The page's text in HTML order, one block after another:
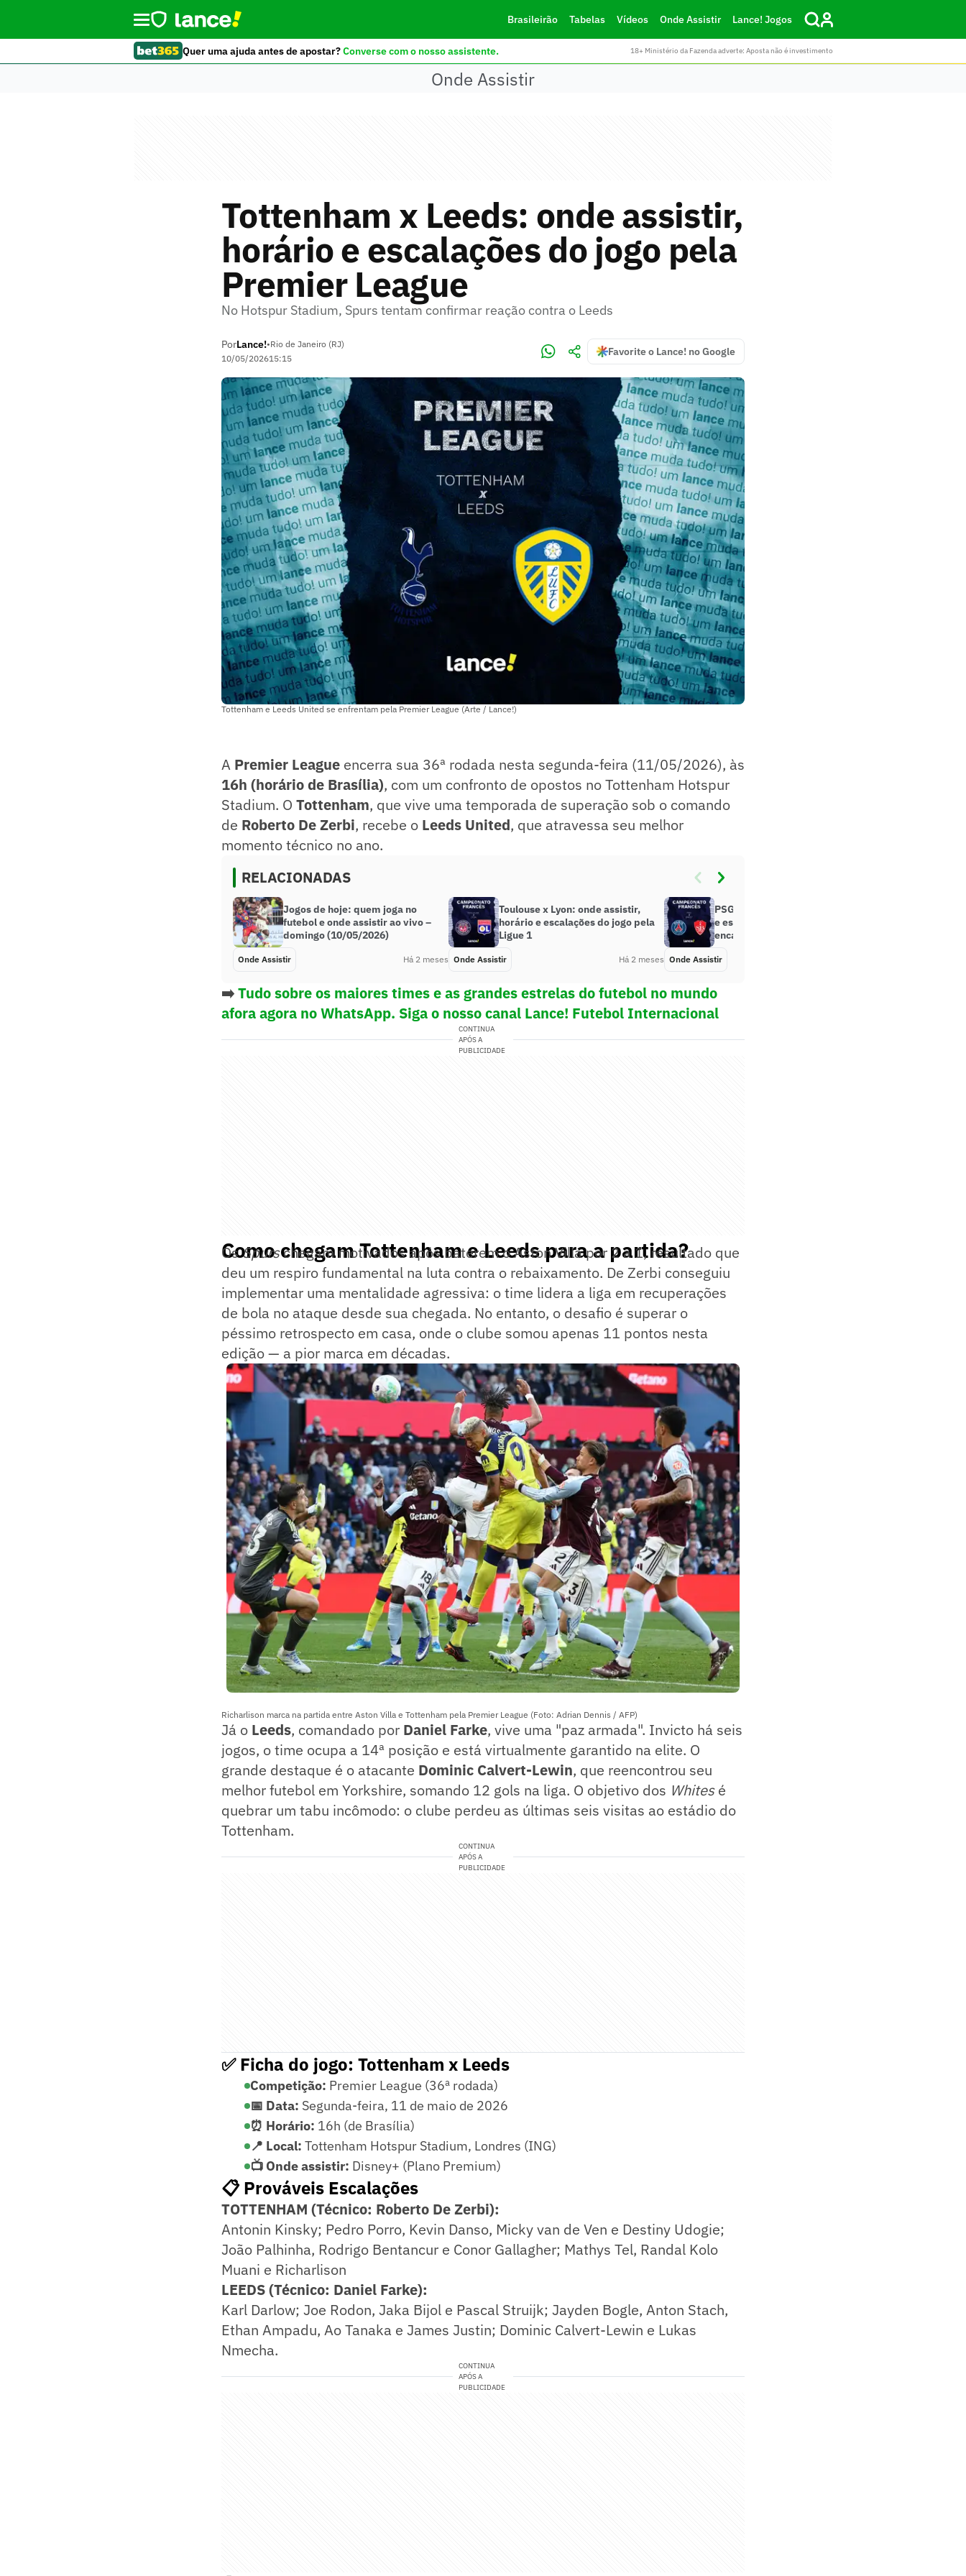
Brasileirão Tabelas Vídeos Onde Assistir Lance! Jogos
Quer uma ajuda antes de apostar?Converse com o nosso assistente. 18+ Ministério da Fazenda adverte: Aposta não é investimento
Onde Assistir
Tottenham x Leeds: onde assistir,
horário e escalações do jogo pela
Premier League
No Hotspur Stadium, Spurs tentam confirmar reação contra o Leeds
PorLance!•Rio de Janeiro (RJ)
10/05/202615:15
Favorite o Lance! no Google
Tottenham e Leeds United se enfrentam pela Premier League (Arte / Lance!)
A Premier League encerra sua 36ª rodada nesta segunda-feira (11/05/2026), às
16h (horário de Brasília), com um confronto de opostos no Tottenham Hotspur
Stadium. O Tottenham, que vive uma temporada de superação sob o comando
de Roberto De Zerbi, recebe o Leeds United, que atravessa seu melhor
momento técnico no ano.
RELACIONADAS
Jogos de hoje: quem joga no
futebol e onde assistir ao vivo –
domingo (10/05/2026)
Onde Assistir Há 2 meses
Toulouse x Lyon: onde assistir,
horário e escalações do jogo pela
Ligue 1
Onde Assistir Há 2 meses
PSG x Brest: onde assistir, horário
e escalações do jogo que pode
encaminhar o título da Ligue 1
Onde Assistir
➡️Tudo sobre os maiores times e as grandes estrelas do futebol no mundo
afora agora no WhatsApp. Siga o nosso canal Lance! Futebol Internacional
CONTINUA
APÓS A
PUBLICIDADE
Como chegam Tottenham e Leeds para a partida?
OsSpurschegam motivados após baterem o Aston Villa por 2 a 1, resultado que
deu um respiro fundamental na luta contra o rebaixamento. De Zerbi conseguiu
implementar uma mentalidade agressiva: o time lidera a liga em recuperações
de bola no ataque desde sua chegada. No entanto, o desafio é superar o
péssimo retrospecto em casa, onde o clube somou apenas 11 pontos nesta
edição — a pior marca em décadas.
Richarlison marca na partida entre Aston Villa e Tottenham pela Premier League (Foto: Adrian Dennis / AFP)
Já o Leeds, comandado por Daniel Farke, vive uma "paz armada". Invicto há seis
jogos, o time ocupa a 14ª posição e está virtualmente garantido na elite. O
grande destaque é o atacante Dominic Calvert-Lewin, que reencontrou seu
melhor futebol em Yorkshire, somando 12 gols na liga. O objetivo dos Whitesé
quebrar um tabu incômodo: o clube perdeu as últimas seis visitas ao estádio do
Tottenham.
CONTINUA
APÓS A
PUBLICIDADE
✅ Ficha do jogo: Tottenham x Leeds
Competição: Premier League (36ª rodada)
📅 Data: Segunda-feira, 11 de maio de 2026
⏰ Horário: 16h (de Brasília)
📍 Local: Tottenham Hotspur Stadium, Londres (ING)
📺 Onde assistir: Disney+ (Plano Premium)
📋 Prováveis Escalações
TOTTENHAM (Técnico: Roberto De Zerbi):
Antonin Kinsky; Pedro Porro, Kevin Danso, Micky van de Ven e Destiny Udogie;
João Palhinha, Rodrigo Bentancur e Conor Gallagher; Mathys Tel, Randal Kolo
Muani e Richarlison
LEEDS (Técnico: Daniel Farke):
Karl Darlow; Joe Rodon, Jaka Bijol e Pascal Struijk; Jayden Bogle, Anton Stach,
Ethan Ampadu, Ao Tanaka e James Justin; Dominic Calvert-Lewin e Lukas
Nmecha.
CONTINUA
APÓS A
PUBLICIDADE